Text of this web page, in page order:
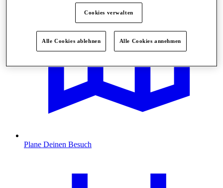
Plane Deinen Besuch
Cookies verwalten
Alle Cookies ablehnen Alle Cookies annehmen